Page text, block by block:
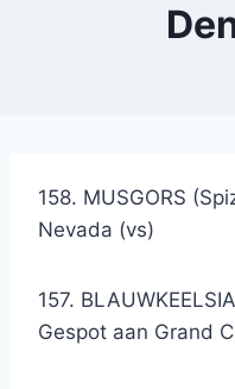
158. MUSGORS
Nevada (vs)
157.
Gespot aan Grand